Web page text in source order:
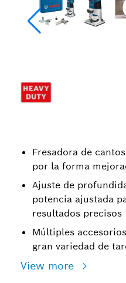
Fresadora de
por la forma
Ajuste de
potencia ajustada
resultados precisos
Múltiples
gran variedad de
View more